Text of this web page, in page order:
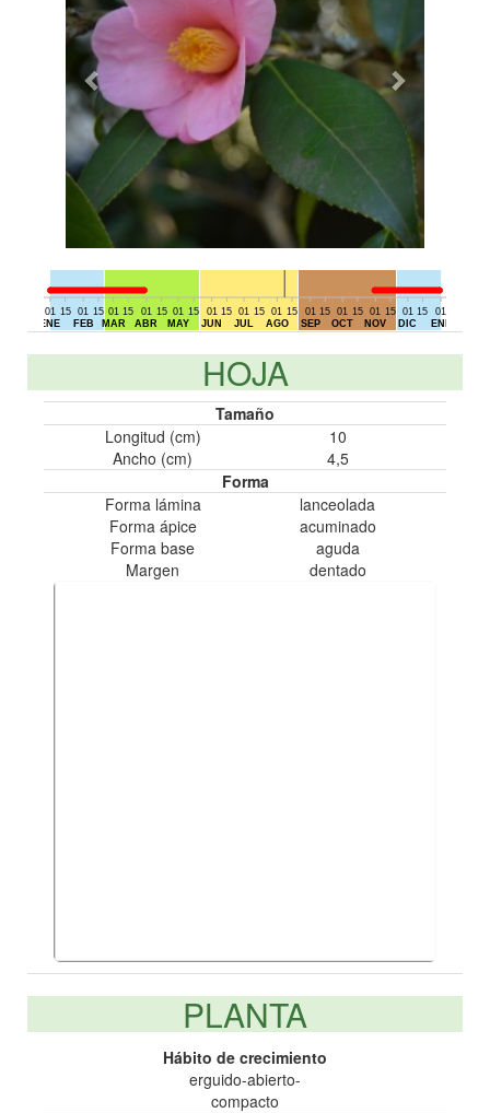
01
ENE
15
01
FEB
15 01
MAR
15
01
ABR
15 01
MAY
15
01
JUN
15
01
JUL
15
01
AGO
15
01
SEP
15
01
OCT
15
01
NOV
15 01
DIC
15
01
ENE
HOJA
Tamaño
Longitud (cm)
10
Ancho (cm)
4,5
Forma
Forma lámina
lanceolada
Forma ápice
acuminado
Forma base
aguda
Margen
dentado
PLANTA
Hábito de crecimiento
erguido-abierto-
compacto